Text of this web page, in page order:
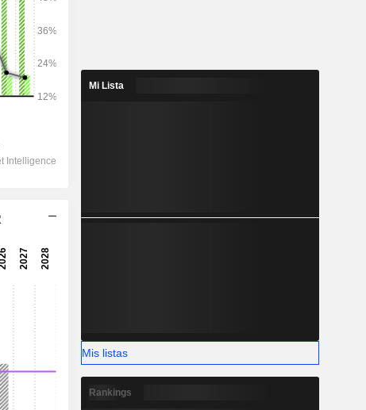
2028
16.357
7,72 %
1.265
12,09 %
Mi Lista
Mis listas
Rankings